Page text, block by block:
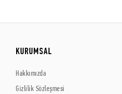
KURUMSAL
Hakkımızda
Gizlilik Sözleşmesi